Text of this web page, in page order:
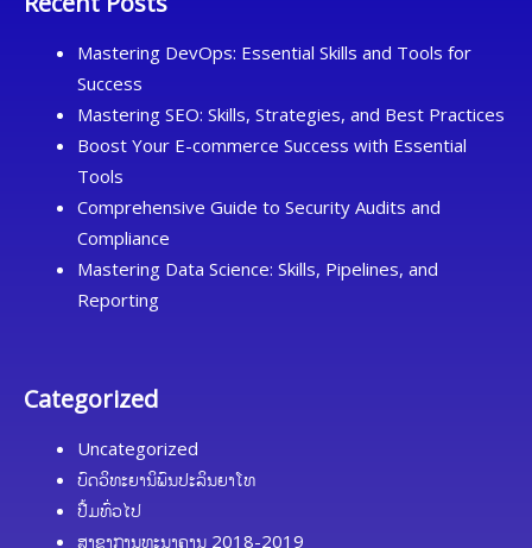
Mastering DevOps: Essential Skills and Tools for
Success
Mastering SEO: Skills, Strategies, and Best Practices
Boost Your E-commerce Success with Essential
Tools
Comprehensive Guide to Security Audits and
Compliance
Mastering Data Science: Skills, Pipelines, and
Reporting
Categorized
Uncategorized
ບົດວິທະຍານິພົນປະລິນຍາໂທ
ປື້ມທົ່ວໄປ
ສາຂາການທະນາຄານ 2018-2019